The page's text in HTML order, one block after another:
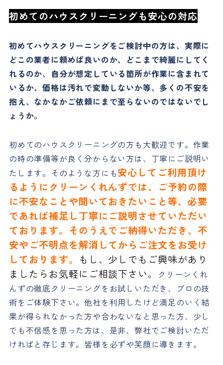
初めてのハウスクリーニングも安心の対応
初めてハウスクリーニングをご検討中の方は、実際に
どこの業者に頼めば良いのか、どこまで綺麗にしてく
れるのか、自分が想定している箇所が作業に含まれて
いるか、価格は汚れで変動しないか等、多くの不安を
抱え、なかなかご依頼にまで至らないのではないでし
ょうか。
初めてのハウスクリーニングの方も大歓迎です。作業
の時の準備等が良く分からない方は、丁寧にご説明い
たします。そのような方にも安心してご利用頂け
るようにクリーンくれんずでは、ご予約の際
に不安なことや聞いておきたいこと等、必要
であれば補足し丁寧にご説明させていただい
ております。そのうえでご納得いただき、不
安やご不明点を解消してからご注文をお受け
しております。 もし、少しでもご興味があり
ましたらお気軽にご相談下さい。
クリーンくれ
んずの徹底クリーニングをお試しいただき、プロの技
術をご体験下さい。他社を利用したけど満足のいく結
果が得られなかった方や合わないなと思った方、少し
でも不信感を思った方は、是非、弊社でご検討いただ
ければと存じます。皆様を必ずや笑顔に導きます。